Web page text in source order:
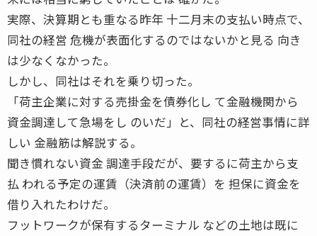
実際、決算期とも重なる昨年 十二月末の支払い時点で、
同社の経営 危機が表面化するのではないかと見る 向き
は少なくなかった。
しかし、同社はそれを乗り切った。
「荷主企業に対する売掛金を債券化し て金融機関から
資金調達して急場をし のいだ」と、同社の経営事情に詳
しい 金融筋は解説する。
聞き慣れない資金 調達手段だが、要するに荷主から支
払 われる予定の運賃（決済前の運賃）を 担保に資金を
借り入れたわけだ。
フットワークが保有するターミナル などの土地は既に